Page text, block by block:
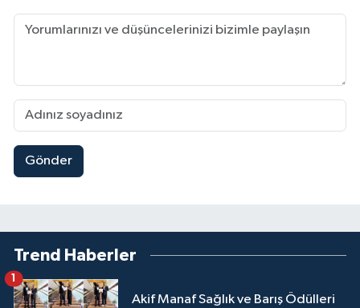
Gönder
Trend Haberler
Akif Manaf Sağlık ve Barış Ödülleri
1